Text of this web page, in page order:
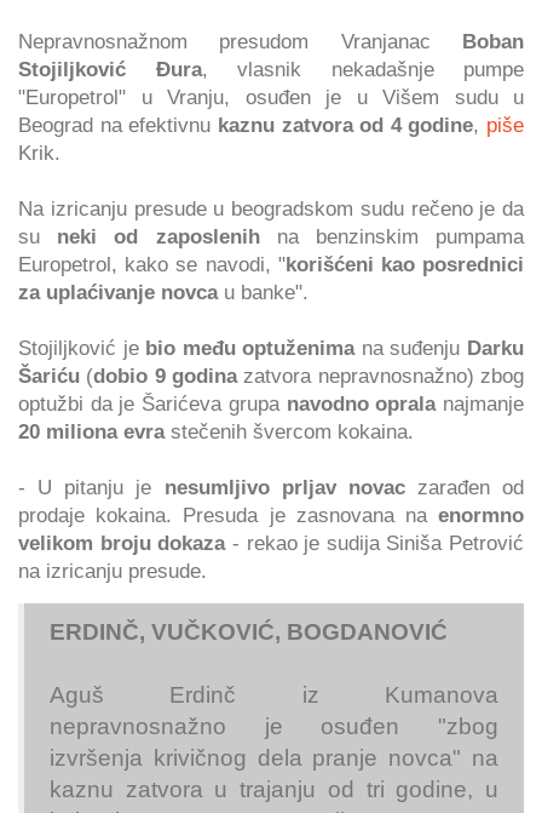
Nepravnosnažnom presudom Vranjanac
Boban
Stojiljković Đura, vlasnik nekadašnje pumpe
"Europetrol" u Vranju, osuđen je u Višem sudu u
Beograd na efektivnu kaznu zatvora od 4 godine, piše
Krik.
Na izricanju presude u beogradskom sudu rečeno je da
su neki od zaposlenihna benzinskim pumpama
Europetrol, kako se navodi, "korišćeni kao posrednici
za uplaćivanje novcau banke".
Stojiljković je bio među optuženimana suđenju Darku
Šariću (dobio 9 godinazatvora nepravnosnažno) zbog
optužbi da je Šarićeva grupa navodno opralanajmanje
20 miliona evra stečenih švercom kokaina.
- U pitanju je nesumljivo prljav novaczarađen od
prodaje kokaina. Presuda je zasnovana na enormno
velikom broju dokaza- rekao je sudija Siniša Petrović
na izricanju presude.
ERDINČ, VUČKOVIĆ, BOGDANOVIĆ
Aguš Erdinč iz Kumanova
nepravnosnažno je osuđen "zbog
izvršenja krivičnog dela pranje novca" na
kaznu zatvora u trajanju od tri godine, u